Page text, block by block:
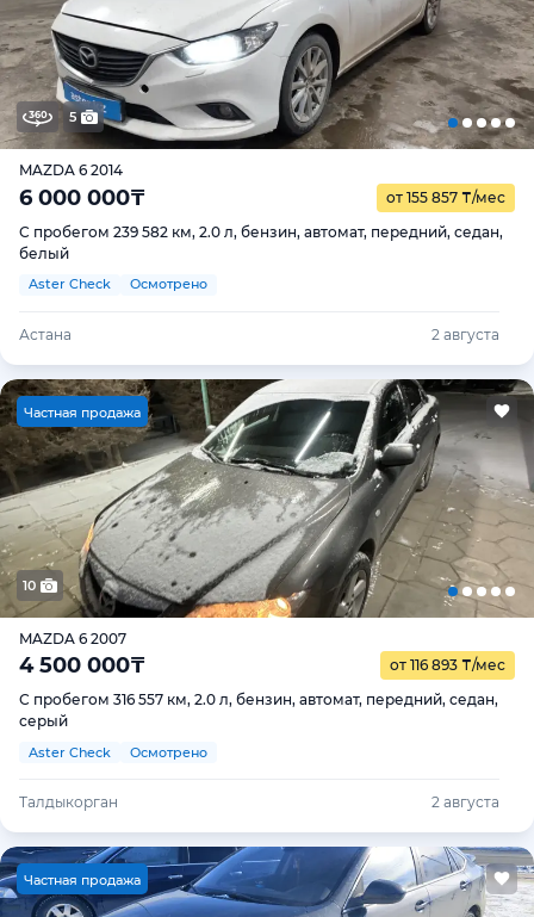
5
MAZDA 6 2014
6 000 000₸ от 155 857 ₸/мес
С пробегом 239 582 км, 2.0 л, бензин, автомат, передний, седан,
белый
Aster Check Осмотрено
Астана 2 августа
Частная продажа
10
MAZDA 6 2007
4 500 000₸ от 116 893 ₸/мес
С пробегом 316 557 км, 2.0 л, бензин, автомат, передний, седан,
серый
Aster Check Осмотрено
Талдыкорган 2 августа
Частная продажа